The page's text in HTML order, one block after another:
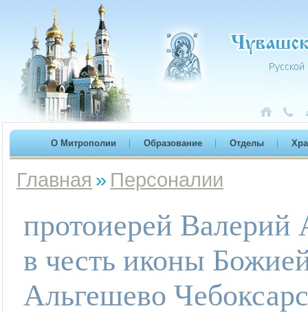
О Митрополии Образование Отделы
Главная » Персоналии
протоиерей Валерий
в честь иконы
Альгешево